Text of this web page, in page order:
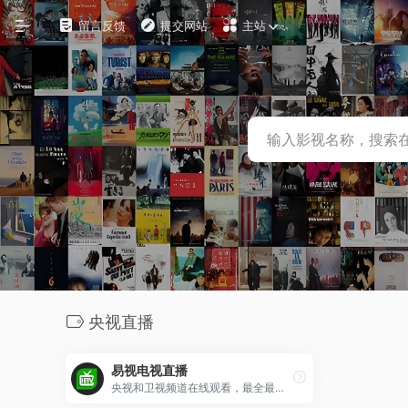
自定义
在线影视
影视下载
资源铺
电影搜索
探索发现
影视工具
观影软件
留言反馈 提交网站 主站
央视直播
易视电视直播
央视和卫视频道在线观看，最全最流畅的高清网络电视